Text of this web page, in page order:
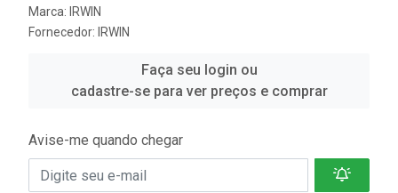
Marca: IRWIN
Fornecedor: IRWIN
Faça seu login ou
cadastre-se para ver preços e comprar
Avise-me quando chegar